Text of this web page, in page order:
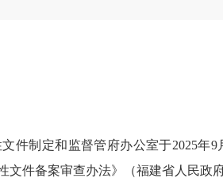
件制定和监督管府办公室于2025年
文件备案审查办法》（福建省人民